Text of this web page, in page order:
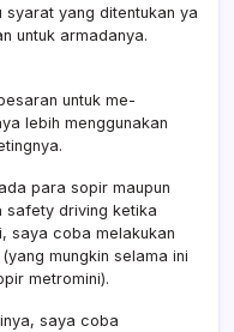
syarat yang ditentukan ya
untuk armadanya.
untuk me-
lebih menggunakan
para sopir maupun
safety driving ketika
saya coba melakukan
mungkin selama ini
metromini).
saya coba